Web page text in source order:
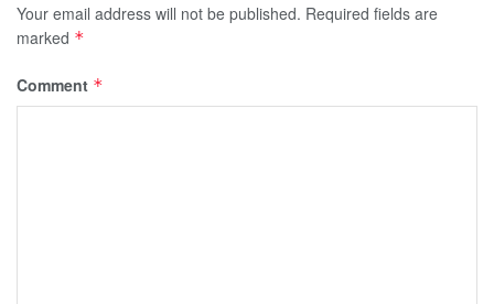
Your email address will not be published. Required fields are
marked *
Comment *